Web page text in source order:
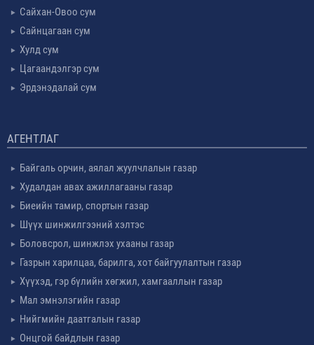
Сайхан-Овоо сум
Сайнцагаан сум
Хулд сум
Цагаандэлгэр сум
Эрдэнэдалай сум
АГЕНТЛАГ
Байгаль орчин, аялал жуулчлалын газар
Худалдан авах ажиллагааны газар
Биеийн тамир, спортын газар
Шүүх шинжилгээний хэлтэс
Боловсрол, шинжлэх ухааны газар
Газрын харилцаа, барилга, хот байгуулалтын газар
Хүүхэд, гэр бүлийн хөгжил, хамгааллын газар
Мал эмнэлэгийн газар
Нийгмийн даатгалын газар
Онцгой байдлын газар